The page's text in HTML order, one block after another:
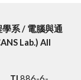
系 / 電腦與通
Lab.) All